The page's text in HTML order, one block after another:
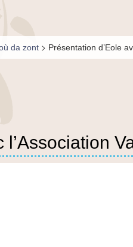
da zont > Présentation d’Eole
l’Association